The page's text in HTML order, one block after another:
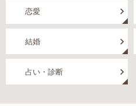
恋愛
結婚
占い・診断